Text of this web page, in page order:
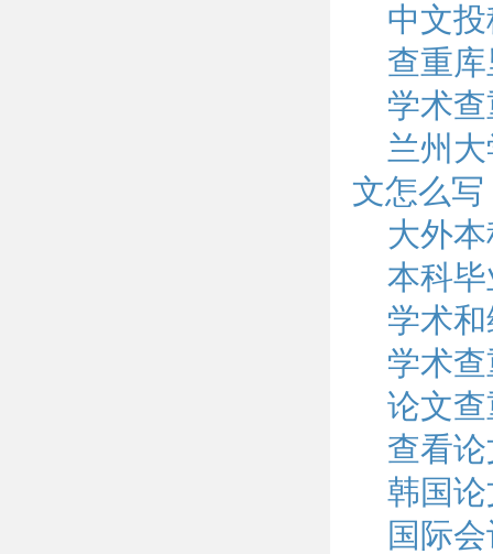
中文
查重
学术
兰州
文怎么写
大外
本科
学术
学术
论文
查看
韩国
国际